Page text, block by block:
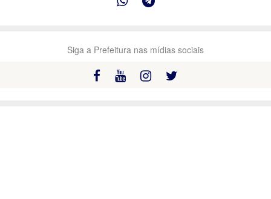
Siga a Prefeitura nas mídias sociais